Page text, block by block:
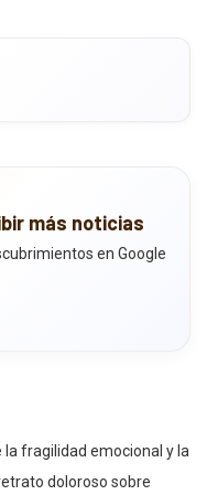
más noticias
en Google
la fragilidad emocional y la
doloroso sobre